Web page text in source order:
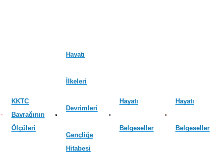
KKTC
Bayrağının
Ölçüleri
Hayatı
İlkeleri
Devrimleri
Gençliğe
Hitabesi
Hayatı
Belgeseller
Hayatı
Belgeseller